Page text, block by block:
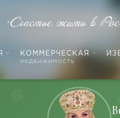
КОММЕРЧЕСКАЯ
недвижимость
«Счастье жить в